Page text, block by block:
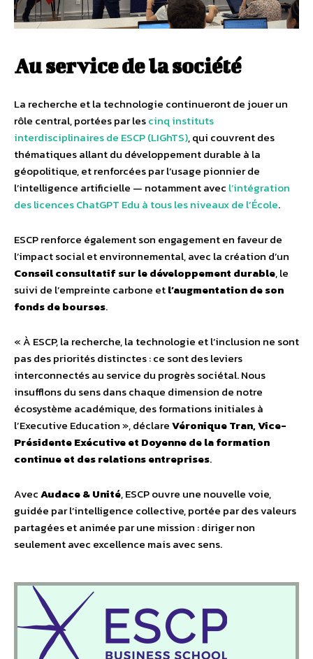
Au service de la société
La recherche et la technologie continueront de jouer un
rôle central, portées par lescinq instituts
interdisciplinaires de ESCP (LIGhTS), qui couvrent des
thématiques allant du développement durable à la
géopolitique, et renforcées par l’usage pionnier de
l’intelligence artificielle — notamment avec l’intégration
des licences ChatGPT Edu à tous les niveaux de l’École.
ESCP renforce également son engagement en faveur de
l’impact social et environnemental, avec la création d’un
Conseil consultatif sur le développement durable, le
suivi de l’empreinte carbone etl’augmentation de son
fonds de bourses.
« À ESCP, la recherche, la technologie et l’inclusion ne sont
pas des priorités distinctes : ce sont des leviers
interconnectés au service du progrès sociétal. Nous
insufflons du sens dans chaque dimension de notre
écosystème académique, des formations initiales à
l’Executive Education », déclareVéronique Tran, Vice-
Présidente Exécutive et Doyenne de la formation
continue et des relations entreprises.
AvecAudace & Unité, ESCP ouvre une nouvelle voie,
guidée par l’intelligence collective, portée par des valeurs
partagées et animée par une mission : diriger non
seulement avec excellence mais avec sens.